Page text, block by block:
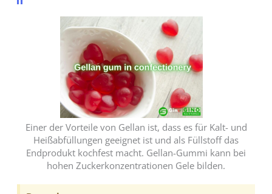
Einer der Vorteile von Gellan ist, dass es für Kalt- und
Heißabfüllungen geeignet ist und als Füllstoff das
Endprodukt kochfest macht. Gellan-Gummi kann bei
hohen Zuckerkonzentrationen Gele bilden.